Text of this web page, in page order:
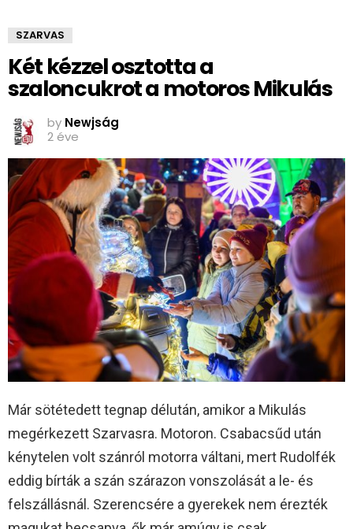
SZARVAS
Két kézzel osztotta a
szaloncukrot a motoros Mikulás
by Newjság
2 éve
Már sötétedett tegnap délután, amikor a Mikulás
megérkezett Szarvasra. Motoron. Csabacsűd után
kénytelen volt szánról motorra váltani, mert Rudolfék
eddig bírták a szán szárazon vonszolását a le- és
felszállásnál. Szerencsére a gyerekek nem érezték